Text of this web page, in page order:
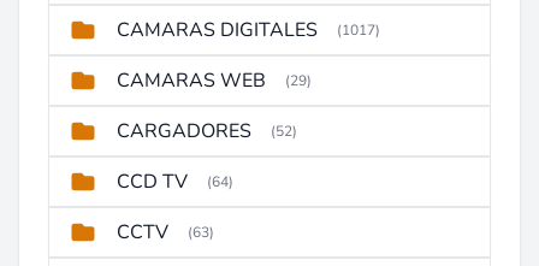
CAMARAS DIGITALES (1017)
CAMARAS WEB (29)
CARGADORES (52)
CCD TV (64)
CCTV (63)